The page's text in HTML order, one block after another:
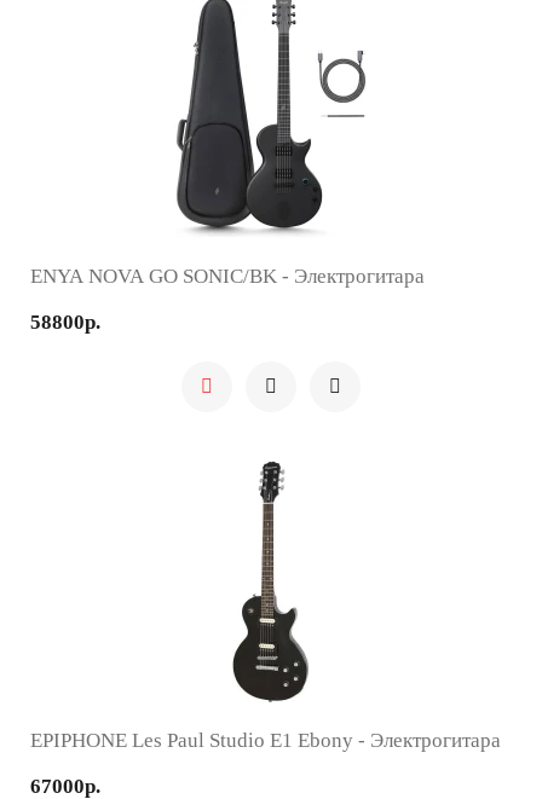
ENYA NOVA GO SONIC/BK - Электрогитара
58800р.
EPIPHONE Les Paul Studio E1 Ebony - Электрогитара
67000р.